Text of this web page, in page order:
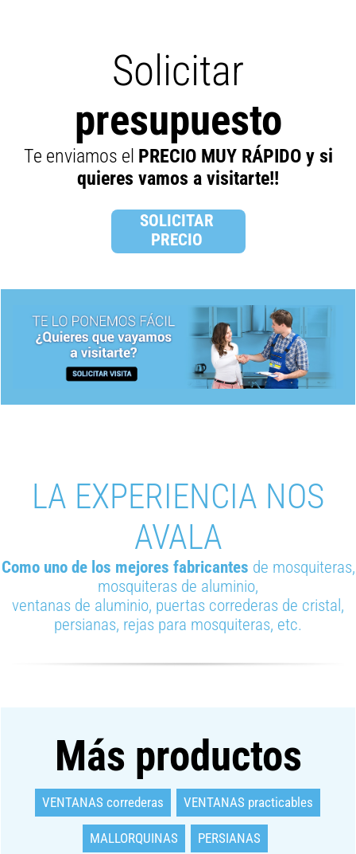
Solicitar
presupuesto
Te enviamos el PRECIO MUY RÁPIDO y si
quieres vamos a visitarte!!
SOLICITAR
PRECIO
LA EXPERIENCIA NOS
AVALA
Como uno de los mejores fabricantes de mosquiteras,
mosquiteras de aluminio,
ventanas de aluminio, puertas correderas de cristal,
persianas, rejas para mosquiteras, etc.
Más productos
VENTANAS correderas VENTANAS practicables
MALLORQUINAS PERSIANAS